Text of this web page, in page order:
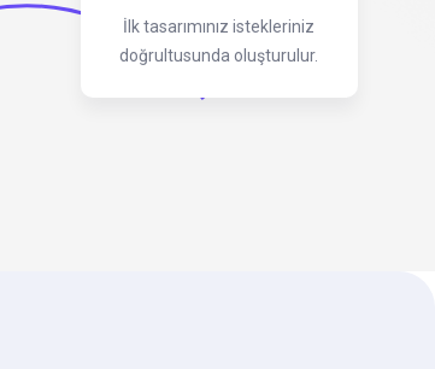
İlk tasarımınız istekleriniz
doğrultusunda oluşturulur.